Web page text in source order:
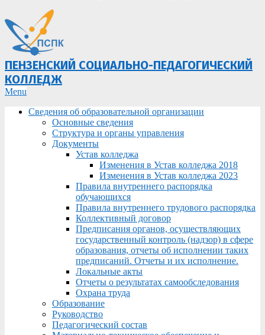
ПЕНЗЕНСКИЙ СОЦИАЛЬНО-ПЕДАГОГИЧЕСКИЙ
КОЛЛЕДЖ
Primary
Menu
Menu
Сведения об образовательной организации
Основные сведения
Структура и органы управления
Документы
Устав колледжа
Изменения в Устав колледжа 2018
Изменения в Устав колледжа 2023
Правила внутреннего распорядка
обучающихся
Правила внутреннего трудового распорядка
Коллективный договор
Предписания органов, осуществляющих
государственный контроль (надзор) в сфере
образования, отчеты об исполнении таких
предписаний. Отчеты и их исполнение.
Локальные акты
Отчеты о результатах самообследования
Охрана труда
Образование
Руководство
Педагогический состав